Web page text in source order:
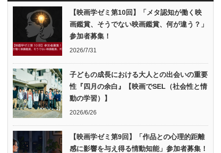
【映画学ゼミ第10回】「メタ認知が働く映
画鑑賞、そうでない映画鑑賞、何が違う？」
参加者募集！
2026/7/31
子どもの成長における大人との出会いの重要
性『四月の余白』【映画でSEL（社会性と情
動の学習）】
2026/6/26
【映画学ゼミ第9回】「作品との心理的距離
感に影響を与え得る情動知能」参加者募集！